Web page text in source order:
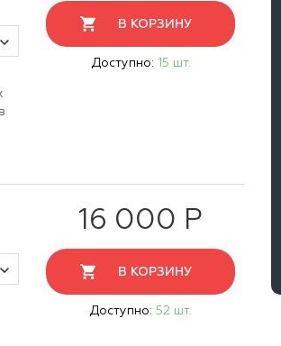
В КОРЗИНУ
Доступно: 15 шт.
16 000 Р
В КОРЗИНУ
Доступно: 52 шт.